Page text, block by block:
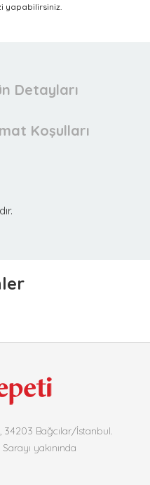
yapabilirsiniz.
Detayları
Koşulları
34203 Bağcılar/İstanbul.
yakınında